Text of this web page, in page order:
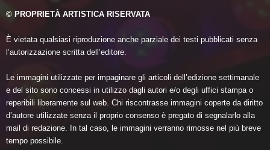
© PROPRIETÀ ARTISTICA RISERVATA
È vietata qualsiasi riproduzione anche parziale dei testi pubblicati senza
l’autorizzazione scritta dell’editore.
Le immagini utilizzate per impaginare gli articoli dell’edizione settimanale
e del sito sono concessi in utilizzo dagli autori e/o degli uffici stampa o
reperibili liberamente sul web. Chi riscontrasse immagini coperte da diritto
d’autore utilizzate senza il proprio consenso è pregato di segnalarlo alla
mail di redazione. In tal caso, le immagini verranno rimosse nel più breve
tempo possibile.